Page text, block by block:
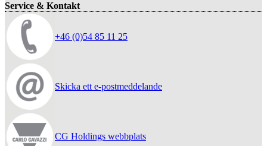
Service & Kontakt
+46 (0)54 85 11 25
Skicka ett e-postmeddelande
CG Holdings webbplats